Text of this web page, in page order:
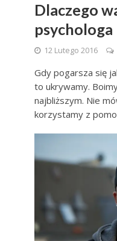
Dlaczego
psychologa
12 Lutego 2016
Gdy pogarsza się
to ukrywamy.
najbliższym. Nie
korzystamy z